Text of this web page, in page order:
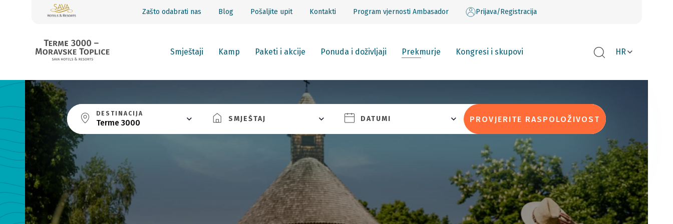
Zašto odabrati nas Blog Pošaljite upit Kontakti Program vjernosti Ambasador Prijava/Registracija
Smještaji Kamp Paketi i akcije Ponuda i doživljaji Prekmurje Kongresi i skupovi HR
DESTINACIJA
Terme 3000 SMJEŠTAJ DATUMI PROVJERITE RASPOLOŽIVOST